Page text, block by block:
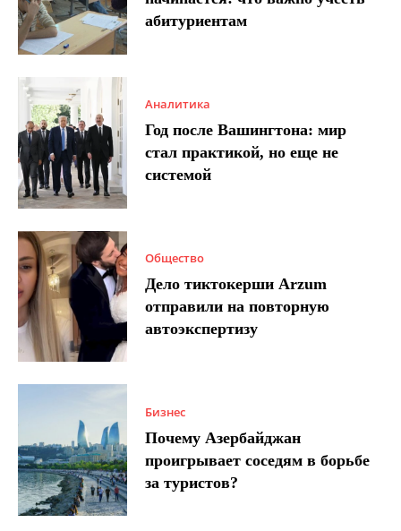
абитуриентам
Аналитика
Год после Вашингтона: мир
стал практикой, но еще не
системой
Общество
Дело тиктокерши Arzum
отправили на повторную
автоэкспертизу
Бизнес
Почему Азербайджан
проигрывает соседям в борьбе
за туристов?